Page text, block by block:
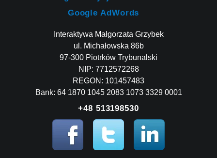
Google AdWords
Interaktywa Małgorzata Grzybek
ul. Michałowska 86b
97-300 Piotrków Trybunalski
NIP: 7712572268
REGON: 101457483
Bank: 64 1870 1045 2083 1073 3329 0001
+48 513198530